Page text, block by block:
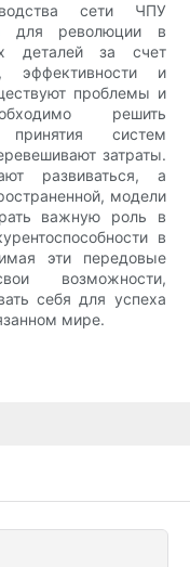
сети ЧПУ
для революции в
деталей за счет
эффективности и
проблемы и
решить
принятия систем
затраты.
развиваться, а
модели
важную роль в
в
эти передовые
возможности,
себя для успеха
мире.